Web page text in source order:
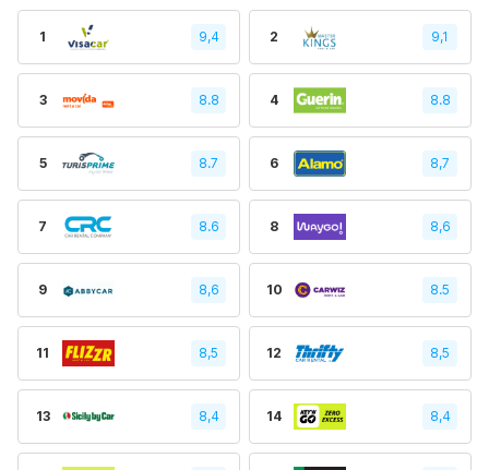
1 9,4 2 9,1
3 8.8 4 8.8
5 8.7 6 8,7
7 8.6 8 8,6
9 8,6 10 8.5
11 8,5 12 8,5
13 8,4 14 8,4